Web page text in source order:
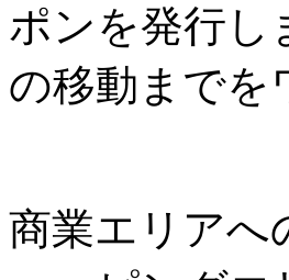
ポンを発行し
の移動までを
商業エリアへ